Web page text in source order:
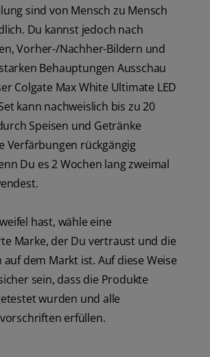
sind von Mensch zu Mensch
Du kannst jedoch nach
Vorher-/Nachher-Bildern und
Behauptungen Ausschau
Colgate Max White Ultimate LED
kann nachweislich bis zu 20
Speisen und Getränke
Verfärbungen rückgängig
Du es 2 Wochen lang zweimal
hast, wähle eine
Marke, der Du vertraust und die
auf dem Markt ist. Auf diese Weise
sein, dass die Produkte
wurden und alle
erfüllen.